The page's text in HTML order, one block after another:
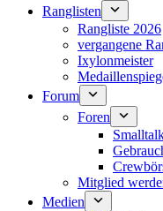
Ranglisten
Rangliste 2026
vergangene
Ixylonmeister
Forum
Foren
Mitglied
Medien